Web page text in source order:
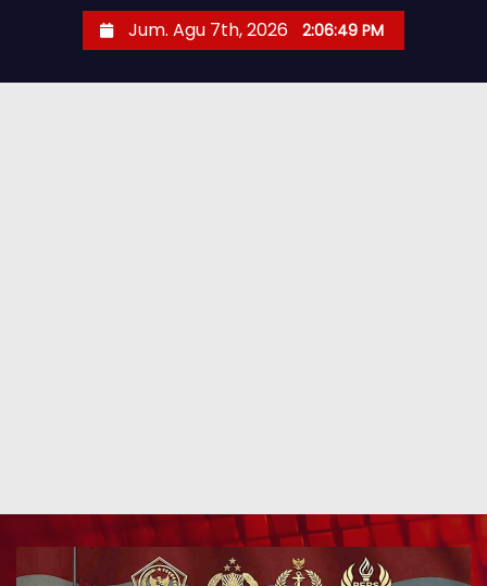
Jum. Agu 7th, 2026 2:06:50 PM